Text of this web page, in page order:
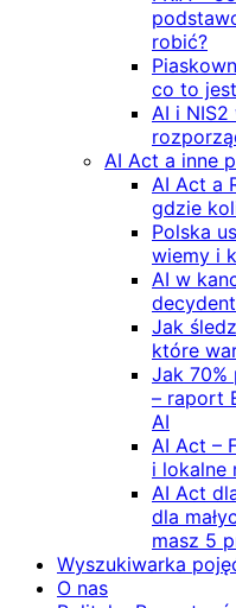
robić?
co to
AI i
AI Act a inne
AI Act a
gdzie
Polska
wiemy i
AI w
Jak
które
Jak 70%
– raport
AI
AI Act –
i lokalne
AI Act
dla
masz 5
Wyszukiwarka
O nas